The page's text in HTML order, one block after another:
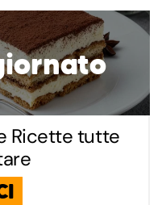
Ricette tutte